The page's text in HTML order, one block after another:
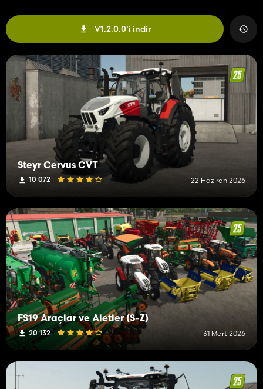
V1.2.0.0'i indir
Steyr Cervus CVT
10 072 22 Haziran 2026
FS19 Araçlar ve Aletler (S-Z)
20 132 31 Mart 2026